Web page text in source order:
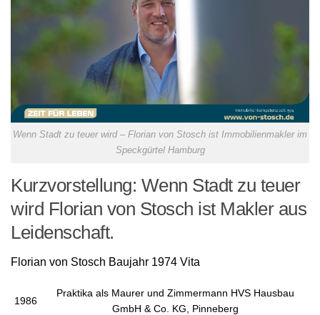
Wenn Stadt zu teuer wird – Florian von Stosch ist Immobilienmakler im
Speckgürtel Hamburg
Kurzvorstellung: Wenn Stadt zu teuer
wird Florian von Stosch ist Makler aus
Leidenschaft.
Florian von Stosch Baujahr 1974 Vita
1986
Praktika als Maurer und Zimmermann HVS Hausbau
GmbH & Co. KG, Pinneberg